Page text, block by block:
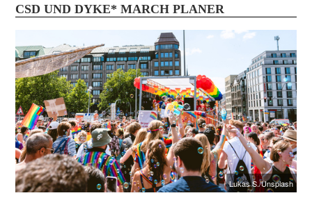
CSD UND DYKE* MARCH PLANER
Lukas S./Unsplash